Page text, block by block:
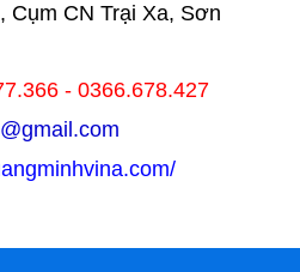
CN Trại Xa, Sơn
- 0366.678.427